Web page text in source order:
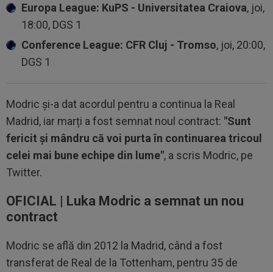
Europa League: KuPS - Universitatea Craiova, joi,
18:00, DGS 1
Conference League: CFR Cluj - Tromso, joi, 20:00,
DGS 1
Modric și-a dat acordul pentru a continua la Real
Madrid, iar marți a fost semnat noul contract: "Sunt
fericit și mândru că voi purta în continuarea tricoul
celei mai bune echipe din lume", a scris Modric, pe
Twitter.
OFICIAL | Luka Modric a semnat un nou
contract
Modric se află din 2012 la Madrid, când a fost
transferat de Real de la Tottenham, pentru 35 de